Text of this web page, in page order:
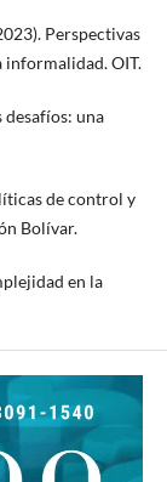
Perspectivas
informalidad. OIT.
desafíos: una
de control y
Bolívar.
en la